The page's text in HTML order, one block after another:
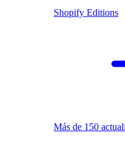
Shopify Editions
Más de 150